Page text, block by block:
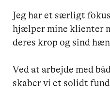
Jeg har et særligt
hjælper mine klienter
deres krop og sind
Ved at arbejde med
skaber vi et solidt